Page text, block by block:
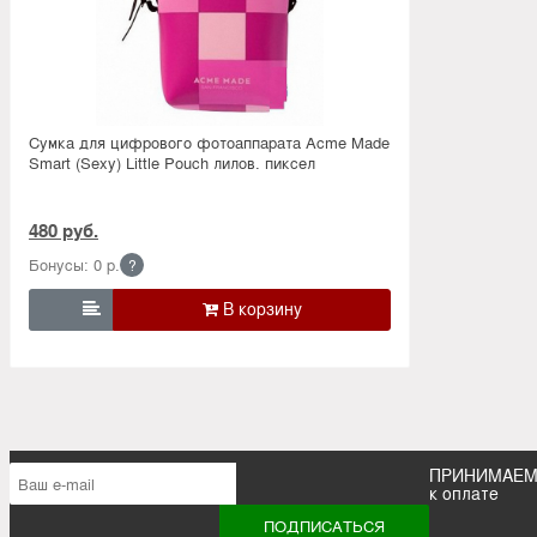
Сумка для цифрового фотоаппарата Acme Made
Smart (Sexy) Little Pouch лилов. пиксел
480 руб.
Бонусы: 0 р. ?

ПРИНИМАЕМ
к оплате